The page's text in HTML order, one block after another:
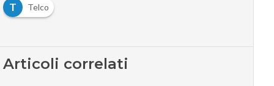
T
Telco
Articoli correlati